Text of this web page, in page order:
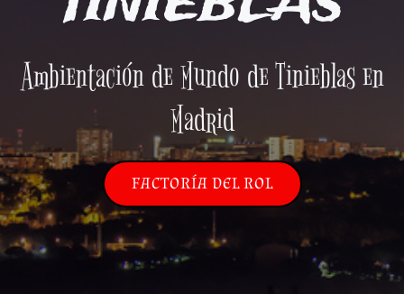
Ambientación de Mundo de Tinieblas en
Madrid
FACTORÍA DEL ROL